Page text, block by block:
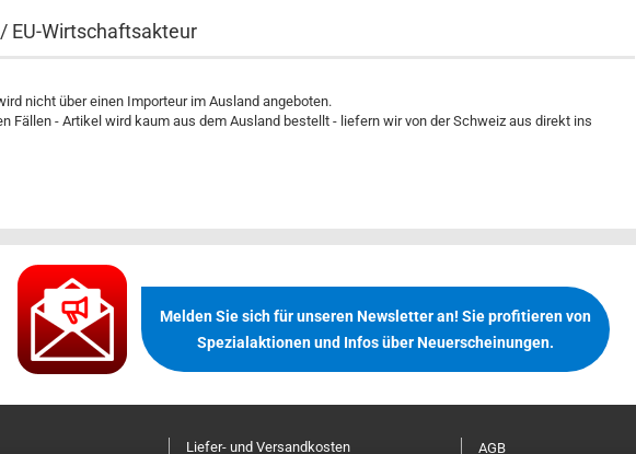
EU-Wirtschaftsakteur
nicht über einen Importeur im Ausland angeboten.
Fällen - Artikel wird kaum aus dem Ausland bestellt - liefern wir von der Schweiz aus direkt ins
Melden Sie sich für unseren Newsletter an! Sie profitieren von
Spezialaktionen und Infos über Neuerscheinungen.
Liefer- und Versandkosten AGB